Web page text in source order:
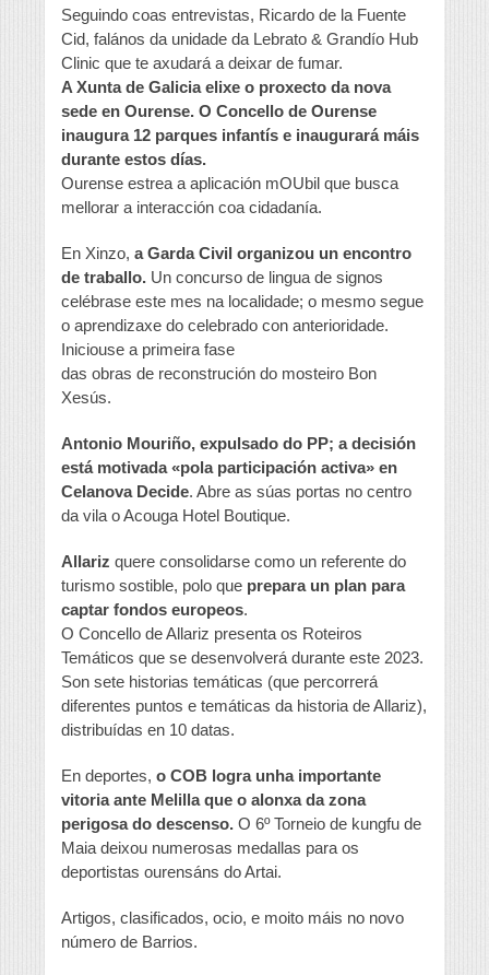
Seguindo coas entrevistas, Ricardo de la Fuente
Cid, falános da unidade da Lebrato & Grandío Hub
Clinic que te axudará a deixar de fumar.
A Xunta de Galicia elixe o proxecto da nova
sede en Ourense. O Concello de Ourense
inaugura 12 parques infantís e inaugurará máis
durante estos días.
Ourense estrea a aplicación mOUbil que busca
mellorar a interacción coa cidadanía.
En Xinzo, a Garda Civil organizou un encontro
de traballo. Un concurso de lingua de signos
celébrase este mes na localidade; o mesmo segue
o aprendizaxe do celebrado con anterioridade.
Iniciouse a primeira fase
das obras de reconstrución do mosteiro Bon
Xesús.
Antonio Mouriño, expulsado do PP; a decisión
está motivada «pola participación activa» en
Celanova Decide. Abre as súas portas no centro
da vila o Acouga Hotel Boutique.
Allariz quere consolidarse como un referente do
turismo sostible, polo que prepara un plan para
captar fondos europeos.
O Concello de Allariz presenta os Roteiros
Temáticos que se desenvolverá durante este 2023.
Son sete historias temáticas (que percorrerá
diferentes puntos e temáticas da historia de Allariz),
distribuídas en 10 datas.
En deportes, o COB logra unha importante
vitoria ante Melilla que o alonxa da zona
perigosa do descenso. O 6º Torneio de kungfu de
Maia deixou numerosas medallas para os
deportistas ourensáns do Artai.
Artigos, clasificados, ocio, e moito máis no novo
número de Barrios.